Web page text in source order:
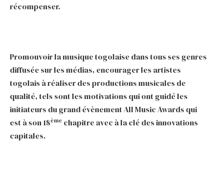
récompenser.
Promouvoir la musique togolaise dans tous ses genres
diffusée sur les médias, encourager les artistes
togolais à réaliser des productions musicales de
qualité, tels sont les motivations qui ont guidé les
initiateurs du grand évènement All Music Awards qui
est à son 18ème chapitre avec à la clé des innovations
capitales.